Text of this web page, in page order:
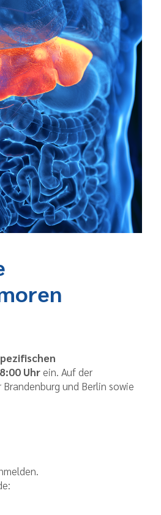
Uhrein. Auf der
und Berlin sowie